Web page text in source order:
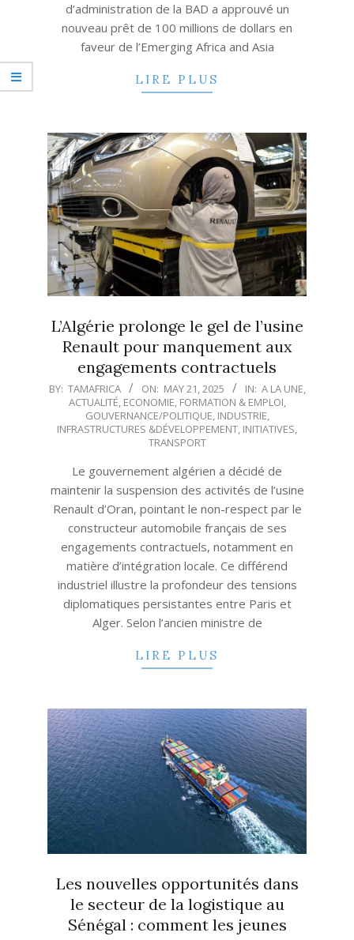
d’administration de la BAD a approuvé un
nouveau prêt de 100 millions de dollars en
faveur de l’Emerging Africa and Asia
LIRE PLUS
L’Algérie prolonge le gel de l’usine
Renault pour manquement aux
engagements contractuels
2025-
21
BY: TAMAFRICA ON: MAY 21, 2025 IN: A LA UNE,
ACTUALITÉ, ECONOMIE, FORMATION & EMPLOI,
GOUVERNANCE/POLITIQUE, INDUSTRIE,
INFRASTRUCTURES &DÉVELOPPEMENT, INITIATIVES,
TRANSPORT
Le gouvernement algérien a décidé de
maintenir la suspension des activités de l’usine
Renault d’Oran, pointant le non-respect par le
constructeur automobile français de ses
engagements contractuels, notamment en
matière d’intégration locale. Ce différend
industriel illustre la profondeur des tensions
diplomatiques persistantes entre Paris et
Alger. Selon l’ancien ministre de
LIRE PLUS
Les nouvelles opportunités dans
le secteur de la logistique au
Sénégal : comment les jeunes